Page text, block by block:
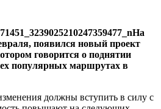
На
появился новый проект
говорится о поднятии
популярных маршрутах в
должны вступить в силу с